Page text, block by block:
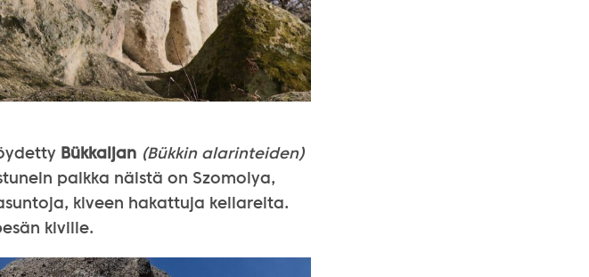
Bükkaljan (Bükkin alarinteiden)
paikka näistä on Szomolya,
kiveen hakattuja kellareita.
kiville.